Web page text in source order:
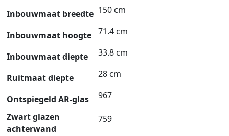
Inbouwmaat breedte 150 cm
Inbouwmaat hoogte 71.4 cm
Inbouwmaat diepte 33.8 cm
Ruitmaat diepte 28 cm
Ontspiegeld AR-glas
967
Zwart glazen
achterwand
759